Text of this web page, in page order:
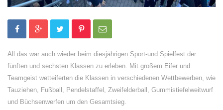
All das war auch wieder beim diesjährigen Sport-und Spielfest der
fünften und sechsten Klassen zu erleben. Mit großem Eifer und
Teamgeist wetteiferten die Klassen in verschiedenen Wettbewerben, wie
Tauziehen, Fußball, Pendelstaffel, Zweifelderball, Gummistiefelweitwurf
und Büchsenwerfen um den Gesamtsieg.